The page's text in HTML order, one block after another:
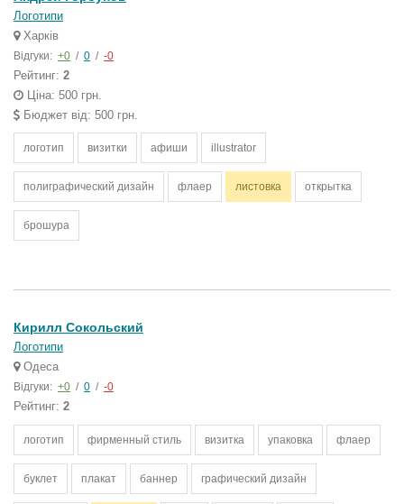
Логотипи
Харків
Відгуки: +0 / 0 / -0
Рейтинг: 2
Ціна: 500 грн.
Бюджет від: 500 грн.
логотип визитки афиши illustrator
полиграфический дизайн флаер листовка открытка
брошура
Кирилл Сокольский
Логотипи
Одеса
Відгуки: +0 / 0 / -0
Рейтинг: 2
логотип фирменный стиль визитка упаковка флаер
буклет плакат баннер графический дизайн